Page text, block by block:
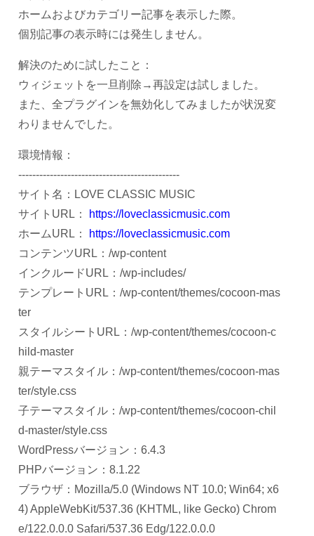
ホームおよびカテゴリー記事を表示した際。
個別記事の表示時には発生しません。
解決のために試したこと：
ウィジェットを一旦削除→再設定は試しました。
また、全プラグインを無効化してみましたが状況変
わりませんでした。
環境情報：
----------------------------------------------
サイト名：LOVE CLASSIC MUSIC
サイトURL：
https://loveclassicmusic.com
ホームURL：
https://loveclassicmusic.com
コンテンツURL：/wp-content
インクルードURL：/wp-includes/
テンプレートURL：/wp-content/themes/cocoon-mas
ter
スタイルシートURL：/wp-content/themes/cocoon-c
hild-master
親テーマスタイル：/wp-content/themes/cocoon-mas
ter/style.css
子テーマスタイル：/wp-content/themes/cocoon-chil
d-master/style.css
WordPressバージョン：6.4.3
PHPバージョン：8.1.22
ブラウザ：Mozilla/5.0 (Windows NT 10.0; Win64; x6
4) AppleWebKit/537.36 (KHTML, like Gecko) Chrom
e/122.0.0.0 Safari/537.36 Edg/122.0.0.0